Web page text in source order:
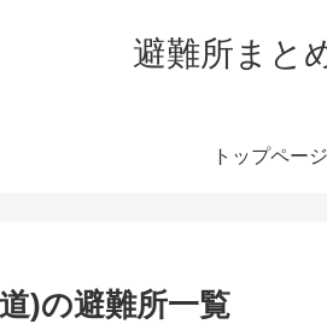
避難所まと
トップページ
)の避難所一覧